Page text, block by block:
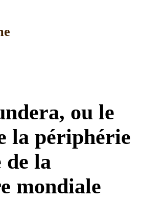
ou le
la périphérie
de la
mondiale